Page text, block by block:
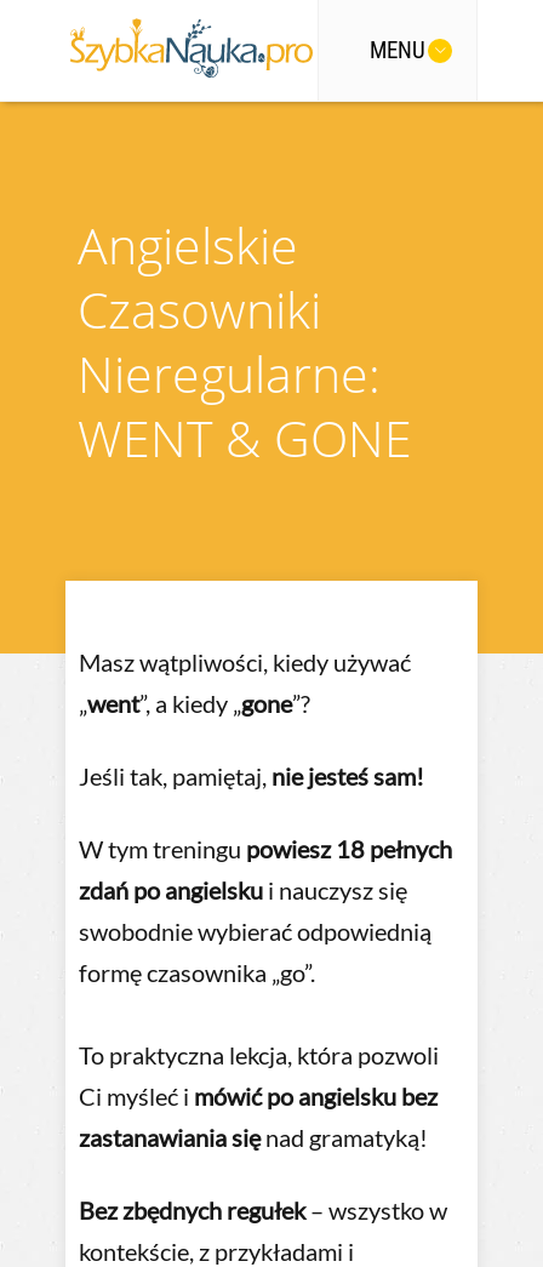
MENU
Angielskie
Czasowniki
Nieregularne:
WENT & GONE
Masz wątpliwości, kiedy używać
„went”, a kiedy „gone”?
Jeśli tak, pamiętaj, nie jesteś sam!
W tym treningu powiesz 18 pełnych
zdań po angielsku i nauczysz się
swobodnie wybierać odpowiednią
formę czasownika „go”.
To praktyczna lekcja, która pozwoli
Ci myśleć i mówić po angielsku bez
zastanawiania sięnad gramatyką!
Bez zbędnych regułek– wszystko w
kontekście, z przykładami i